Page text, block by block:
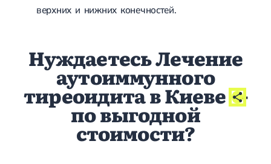
верхних и нижних конечностей.
Нуждаетесь Лечение
аутоиммунного
тиреоидита в Киеве -
по выгодной
стоимости?